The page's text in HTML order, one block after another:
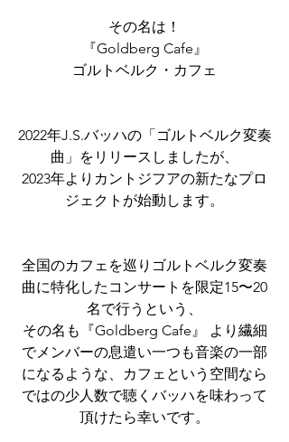
その名は！
『Goldberg Cafe』
ゴルトベルク・カフェ
2022年J.S.バッハの「ゴルトベルク変奏
曲」をリリースしましたが、
2023年よりカントジフアの新たなプロ
ジェクトが始動します。
全国のカフェを巡りゴルトベルク変奏
曲に特化したコンサートを限定15〜20
名で行うという、
その名も『Goldberg Cafe』 より繊細
でメンバーの息遣い一つも音楽の一部
になるような、カフェという空間なら
ではの少人数で聴くバッハを味わって
頂けたら幸いです。